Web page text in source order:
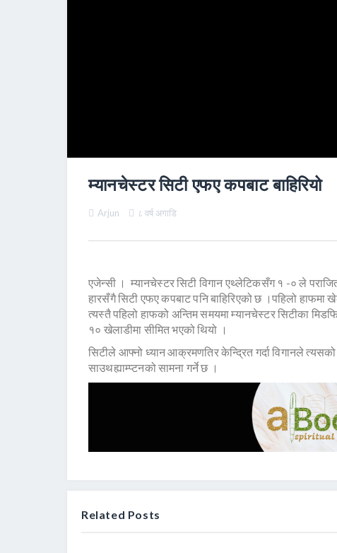
म्यानचेस्टर सिटी एफए कपबाट बाहिरियो
Arjun ८ वर्ष अगाडि
एजेन्सी । म्यानचेस्टर सिटी विगान एथ्लेटिकसँग १ -० ले
हारसँगै सिटी एफए कपबाट पनि बाहिरिएको छ ।पहिलो
त्यस्तै पहिलो हाफको अन्तिम समयमा म्यानचेस्टर सिटीका
१० खेलाडीमा सीमित भएको थियो ।
सिटीले आफ्नो ध्यान आक्रमणतिर केन्द्रित गर्दा विगानले
साउथह्याम्प्टनको सामना गर्ने छ ।
Related Posts